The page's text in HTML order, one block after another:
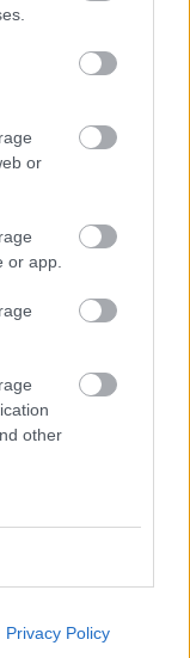
or
or app.
other
Privacy Policy
le, sőt, azt
azonban
hogy Kósa